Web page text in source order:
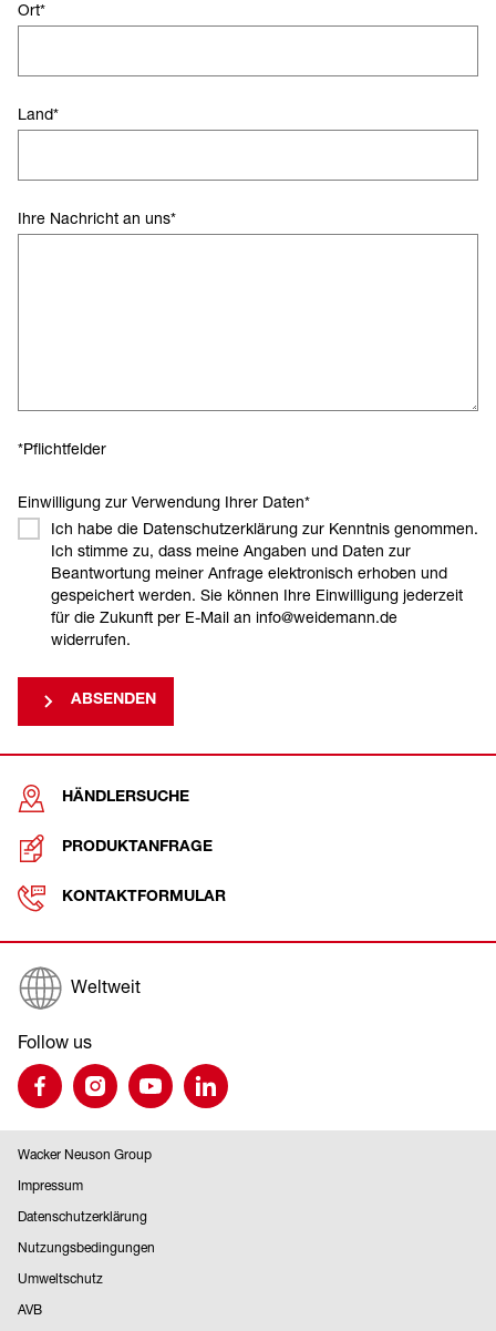
Ort*
Land*
Ihre Nachricht an uns*
*Pflichtfelder
Einwilligung zur Verwendung Ihrer Daten*
Ich habe die Datenschutzerklärung zur Kenntnis genommen.
Ich stimme zu, dass meine Angaben und Daten zur
Beantwortung meiner Anfrage elektronisch erhoben und
gespeichert werden. Sie können Ihre Einwilligung jederzeit
für die Zukunft per E-Mail an info@weidemann.de
widerrufen.
ABSENDEN
HÄNDLERSUCHE
PRODUKTANFRAGE
KONTAKTFORMULAR
Weltweit
Follow us
Wacker Neuson Group
Impressum
Datenschutzerklärung
Nutzungsbedingungen
Umweltschutz
AVB